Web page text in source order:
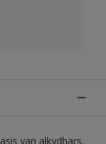
van alkydhars.